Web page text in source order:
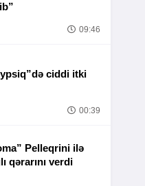
09:46
ciddi itki
00:39
Pelleqrini ilə
qərarını verdi